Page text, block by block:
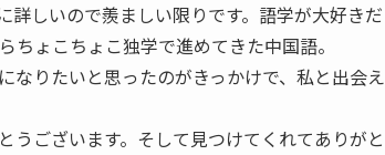
詳しいので羨ましい限りです。語学が大好きだ
ちょこちょこ独学で進めてきた中国語。
なりたいと思ったのがきっかけで、私と出会え
うございます。そして見つけてくれてありがと